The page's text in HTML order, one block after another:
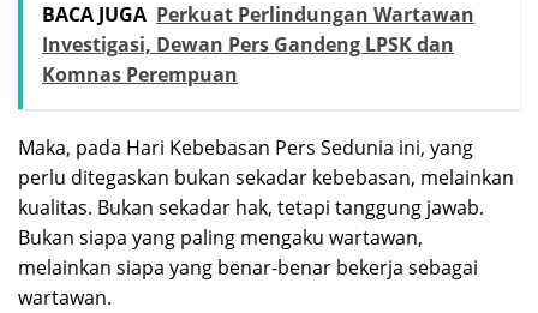
BACA JUGA Perkuat Perlindungan Wartawan
Investigasi, Dewan Pers Gandeng LPSK dan
Komnas Perempuan
Maka, pada Hari Kebebasan Pers Sedunia ini, yang
perlu ditegaskan bukan sekadar kebebasan, melainkan
kualitas. Bukan sekadar hak, tetapi tanggung jawab.
Bukan siapa yang paling mengaku wartawan,
melainkan siapa yang benar-benar bekerja sebagai
wartawan.